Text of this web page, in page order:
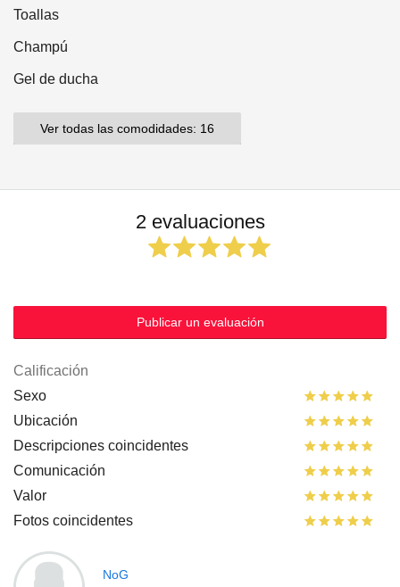
Toallas
Champú
Gel de ducha
Ver todas las comodidades: 16
2 evaluaciones
Publicar un evaluación
Calificación
Sexo
Ubicación
Descripciones coincidentes
Comunicación
Valor
Fotos coincidentes
NoG